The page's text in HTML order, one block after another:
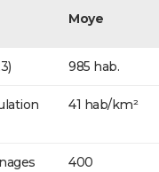
Moye
985 hab.
41 hab/km²
400